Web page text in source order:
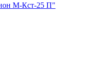
М-Кст-25 П"